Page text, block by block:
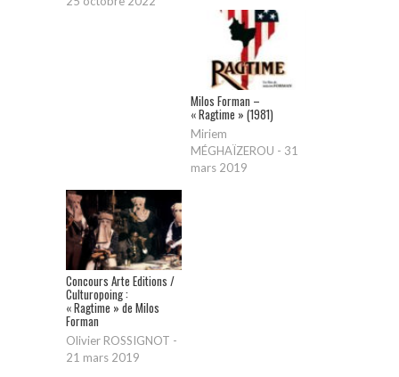
Milos Forman –
« Ragtime » (1981)
Miriem
MÉGHAÏZEROU - 31
mars 2019
Concours Arte Editions /
Culturopoing :
« Ragtime » de Milos
Forman
Olivier ROSSIGNOT -
21 mars 2019